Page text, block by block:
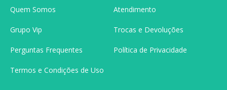
Quem Somos Atendimento
Grupo Vip Trocas e Devoluções
Perguntas Frequentes Política de Privacidade
Termos e Condições de Uso